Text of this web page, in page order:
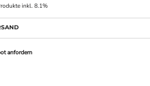
inkl. 8.1%
anfordern